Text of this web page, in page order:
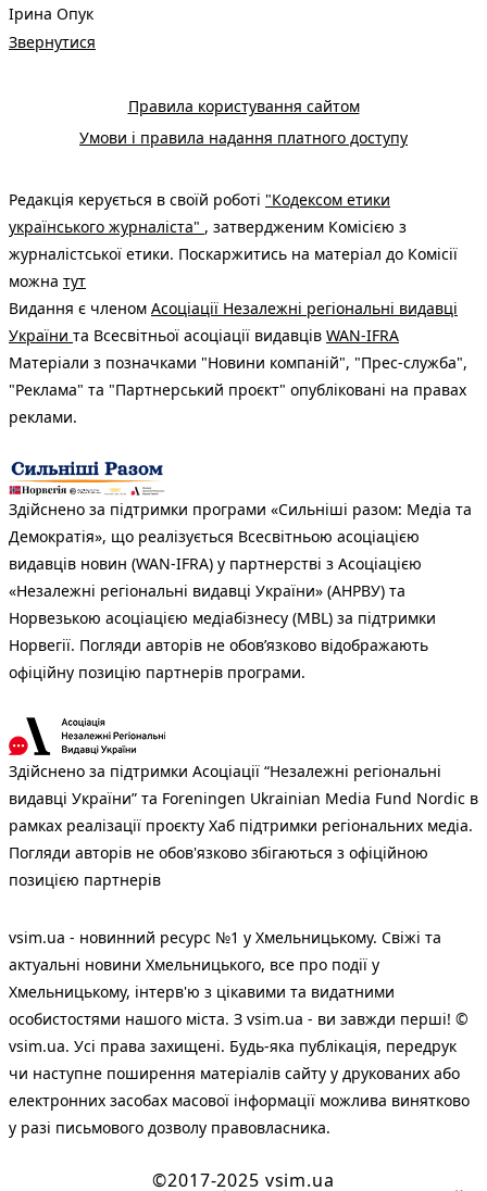
Ірина Опук
Звернутися
Правила користування сайтом
Умови і правила надання платного доступу
Редакція керується в своїй роботі "Кодексом етики
українського журналіста" , затвердженим Комісією з
журналістської етики. Поскаржитись на матеріал до Комісії
можна тут
Видання є членом Асоціації Незалежні регіональні видавці
України та Всесвітньої асоціації видавців WAN-IFRA
Матеріали з позначками "Новини компаній", "Прес-служба",
"Реклама" та "Партнерський проєкт" опубліковані на правах
реклами.
Здійснено за підтримки програми «Сильніші разом: Медіа та
Демократія», що реалізується Всесвітньою асоціацією
видавців новин (WAN-IFRA) у партнерстві з Асоціацією
«Незалежні регіональні видавці України» (АНРВУ) та
Норвезькою асоціацією медіабізнесу (MBL) за підтримки
Норвегії. Погляди авторів не обов’язково відображають
офіційну позицію партнерів програми.
Здійснено за підтримки Асоціації “Незалежні регіональні
видавці України” та Foreningen Ukrainian Media Fund Nordic в
рамках реалізації проєкту Хаб підтримки регіональних медіа.
Погляди авторів не обов'язково збігаються з офіційною
позицією партнерів
vsim.ua - новинний ресурс №1 у Хмельницькому. Свіжі та
актуальні новини Хмельницького, все про події у
Хмельницькому, інтерв'ю з цікавими та видатними
особистостями нашого міста. З vsim.ua - ви завжди перші! ©
vsim.ua. Усі права захищені. Будь-яка публiкацiя, передрук
чи наступне поширення матеріалів сайту у друкованих або
електронних засобах масової інформації можлива винятково
у разі письмового дозволу правовласника.
©2017-2025 vsim.ua